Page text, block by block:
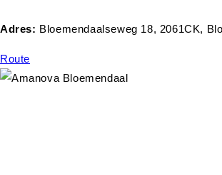
Adres: Bloemendaalseweg 18, 2061CK,
Route